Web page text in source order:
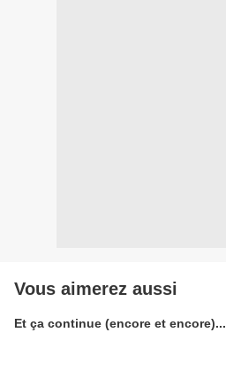
Vous aimerez aussi
Et ça continue (encore et encore)...